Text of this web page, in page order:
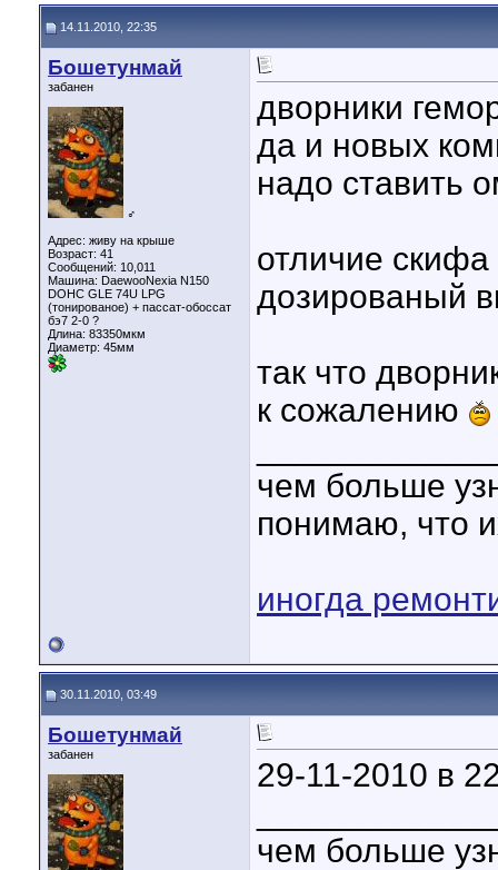
14.11.2010, 22:35
Бошетунмай
забанен
♂
Адрес: живу на крыше
Возраст: 41
Сообщений: 10,011
Машина: DaewooNexia N150
DOHC GLE 74U LPG
(тонированое) + пассат-обоссат
бэ7 2-0 ?
Длина: 83350мкм
Диаметр: 45мм
дворники
да и новых
надо ставить
отличие
дозированый
так что
к сожалению
чем больше
понимаю, что
иногда
30.11.2010, 03:49
Бошетунмай
забанен
29-11-2010 в
чем больше